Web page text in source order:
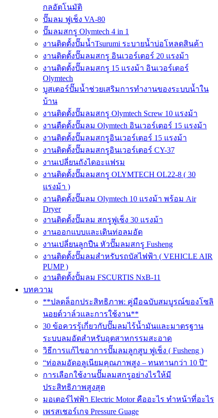
กลอัตโนมัติ
ปั๊มลม ฟูเช็ง VA-80
ปั๊มลมสกรู Olymtech 4 in 1
งานติดตั้งปั๊มน้ำTsurumi ระบายน้ำบ่อโหลดสินค้า
งานติดตั้งปั๊มลมสกรู อินเวอร์เตอร์ 20 แรงม้า
งานติดตั้งปั๊มลมสกรู 15 แรงม้า อินเวอร์เตอร์
Olymtech
บูสเตอร์ปั๊มน้ำช่วยเสริมการทำงานของระบบน้ำใน
บ้าน
งานติดตั้งปั๊มลมสกรู Olymtech Screw 10 แรงม้า
งานตืดตั้งปั๊มลม Olymtech อินเวอร์เตอร์ 15 แรงม้า
งานติดตั้งปั๊มลมสกรูอินเวอร์เตอร์ 15 แรงม้า
งานติดตั้งปั๊มลมสกรูอินเวอร์เตอร์ CY-37
งานเปลี่ยนถังไดอะแฟรม
งานติดตั้งปั๊มลมสกรู OLYMTECH OL22-8 ( 30
แรงม้า )
งานติดตั้งปั๊มลม Olymtech 10 แรงม้า พร้อม Air
Dryer
งานติดตั้งปั๊มลม สกรูฟูเช็ง 30 แรงม้า
งานออกแบบและเดินท่อลมอัด
งานเปลี่ยนลูกปืน หัวปั๊มลมสกรู Fusheng
งานติดตั้งปั๊มลมสำหรับรถบัสไฟฟ้า ( VEHICLE AIR
PUMP )
งานติดตั้งปั้มลม FSCURTIS NxB-11
บทความ
**ปลดล็อกประสิทธิภาพ: คู่มือฉบับสมบูรณ์ของโซลิ
นอยด์วาล์วและการใช้งาน**
30 ข้อควรรู้เกี่ยวกับปั๊มลมไร้น้ำมันและมาตรฐาน
ระบบลมอัดสำหรับอุตสาหกรรมสะอาด
วิธีการแก้ไขอาการปั๊มลมลูกสูบ ฟูเช็ง ( Fusheng )
“ท่อลมอัดอลูเนียมคุณภาพสูง – ทนทานกว่า 10 ปี”
การเลือกใช้งานปั๊มลมสกรูอย่างไรให้มี
ประสิทธิภาพสูงสุด
มอเตอร์ไฟฟ้า Electric Motor คืออะไร ทำหน้าที่อะไร
เพรสเชอร์เกจ Pressure Guage